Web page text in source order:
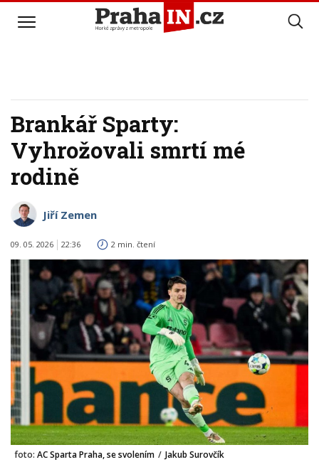
Brankář Sparty:
Vyhrožovali smrtí mé
rodině
Jiří Zemen
09. 05. 2026 22:36 2 min. čtení
foto: AC Sparta Praha, se svolením / Jakub Surovčík